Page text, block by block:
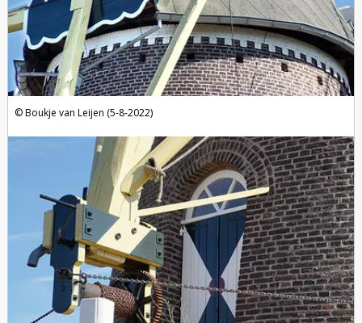
Boukje van Leijen (5-8-2022)